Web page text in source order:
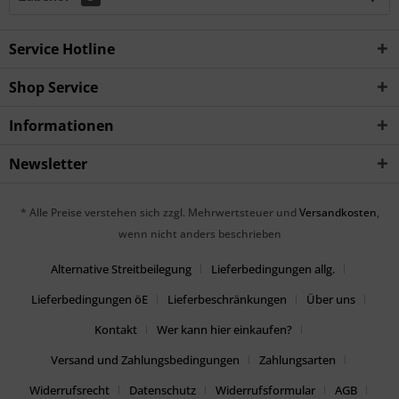
Service Hotline
Shop Service
Informationen
Newsletter
* Alle Preise verstehen sich zzgl. Mehrwertsteuer und Versandkosten,
wenn nicht anders beschrieben
Alternative Streitbeilegung
Lieferbedingungen allg.
Lieferbedingungen öE
Lieferbeschränkungen
Über uns
Kontakt
Wer kann hier einkaufen?
Versand und Zahlungsbedingungen
Zahlungsarten
Widerrufsrecht
Datenschutz Widerrufsformular AGB